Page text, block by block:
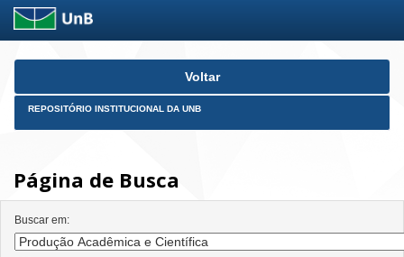
Skip
Voltar
REPOSITÓRIO INSTITUCIONAL DA UNB
Página de Busca
Buscar em: